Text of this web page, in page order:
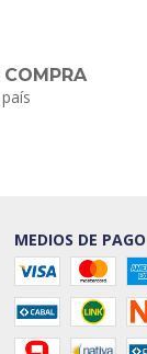
MEDIOS DE PAGO